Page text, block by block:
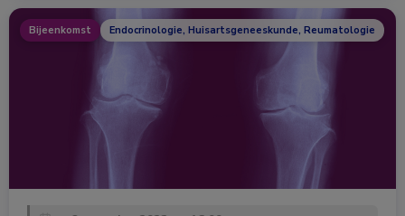
Bijeenkomst Endocrinologie, Huisartsgeneeskunde, Reumatologie